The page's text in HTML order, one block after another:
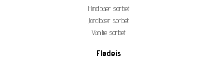
Hindbær sorbet
Jordbær sorbet
Vanilie sorbet
Flødeis